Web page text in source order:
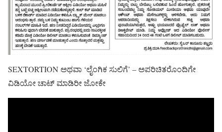
SEXTORTION ಅಥವಾ ‘ಲೈಂಗಿಕ ಸುಲಿಗೆ’ – ಅಪರಿಚಿತರೊಂದಿಗೇ
ವಿಡಿಯೋ ಚಾಟ್ ಮಾಡಿರೀ ಜೋಕೇ